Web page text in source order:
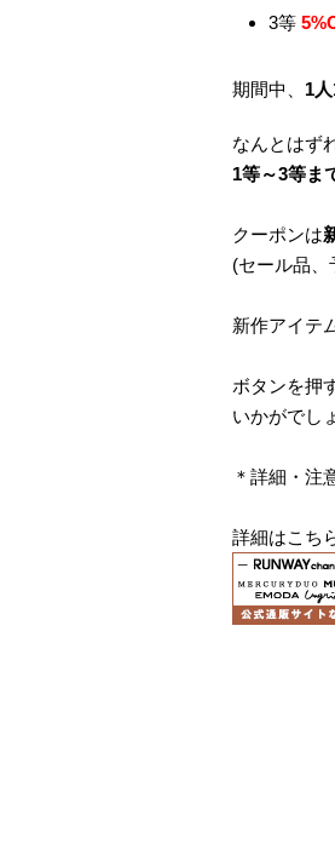
3等
期間中、 1
なんとはず
1等～3等ま
クーポンは
(セール品、
新作アイテ
ボタンを押
いかがでし
＊詳細・注
詳細はこち